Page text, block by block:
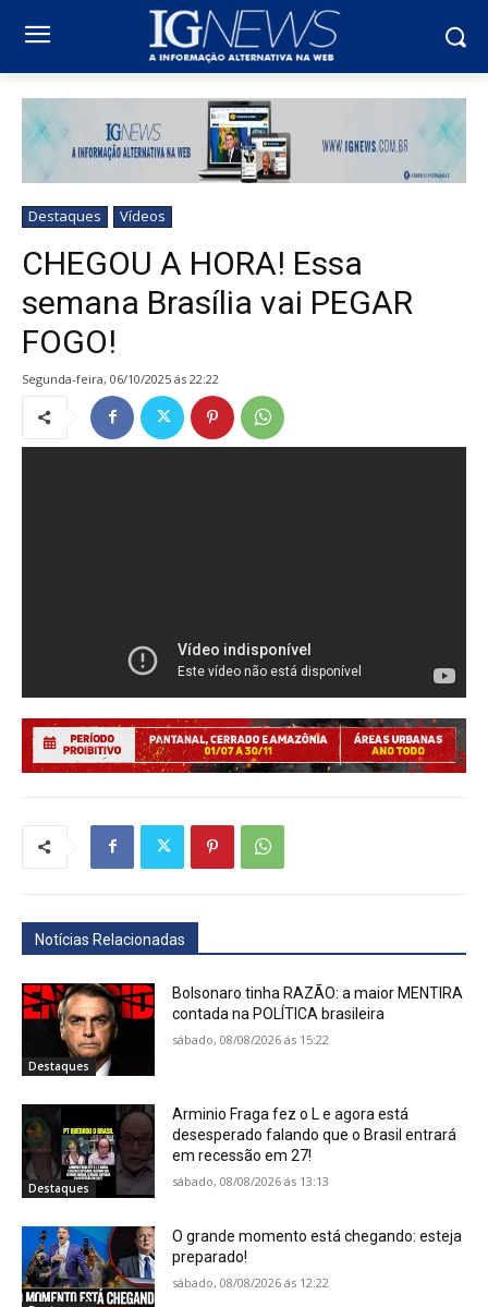
Destaques Vídeos
CHEGOU A HORA! Essa
semana Brasília vai PEGAR
FOGO!
segunda-feira, 06/10/2025 ás 22:22
Notícias Relacionadas
Destaques
Bolsonaro tinha RAZÃO: a maior MENTIRA
contada na POLÍTICA brasileira
sábado, 08/08/2026 ás 15:22
Destaques
Arminio Fraga fez o L e agora está
desesperado falando que o Brasil entrará
em recessão em 27!
sábado, 08/08/2026 ás 13:13
O grande momento está chegando: esteja
preparado!
sábado, 08/08/2026 ás 12:22